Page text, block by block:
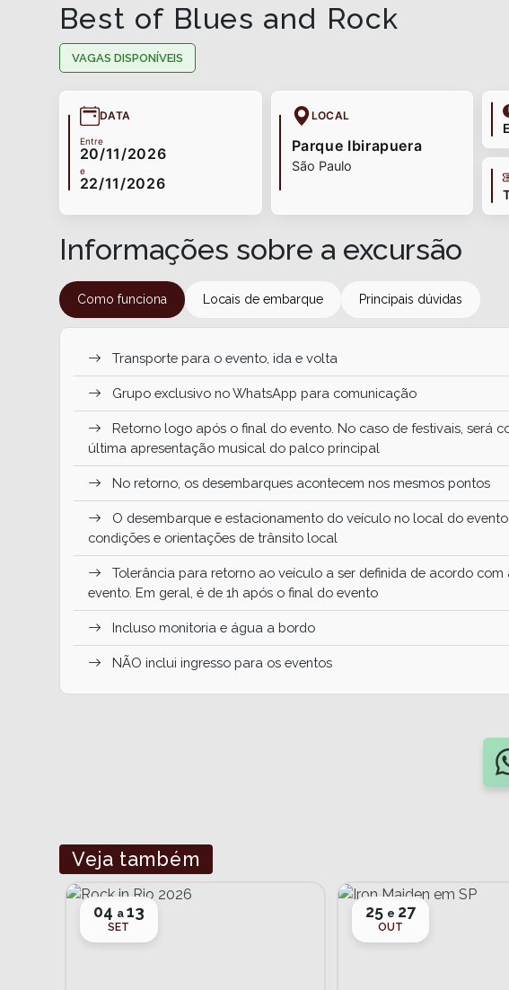
Best of Blues and Rock
VAGAS DISPONÍVEIS
DATA
Entre
20/11/2026
e
22/11/2026
LOCAL
Parque Ibirapuera
São Paulo
Informações sobre a excursão
Como funciona Locais de embarque Principais dúvidas
Transporte para o evento, ida e volta
Grupo exclusivo no WhatsApp para comunicação
Retorno logo após o final do evento. No caso de festivais, será
última apresentação musical do palco principal
No retorno, os desembarques acontecem nos mesmos pontos
O desembarque e estacionamento do veículo no local do
condições e orientações de trânsito local
Tolerância para retorno ao veículo a ser definida de acordo com
evento. Em geral, é de 1h após o final do evento
Incluso monitoria e água a bordo
NÃO inclui ingresso para os eventos
Veja também
04 a 13
SET
25 e 27
OUT